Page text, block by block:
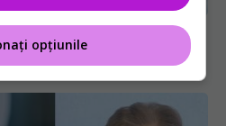
opțiunile